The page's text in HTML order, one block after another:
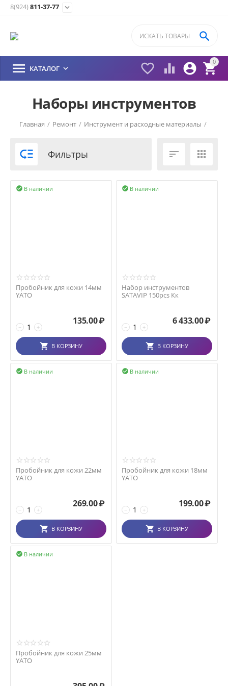
8(924)811-37-77 
0


 

 КАТАЛОГ 
Наборы инструментов
Главная / Ремонт / Инструмент и расходные материалы /
 Фильтры  
В наличии

Пробойник для кожи 14мм
YATO
+
−
135.00₽
В КОРЗИНУ
В наличии

Набор инструментов
SATAVIP 150pcs Кк
+
−
6 433.00₽
В КОРЗИНУ
В наличии

Пробойник для кожи 22мм
YATO
+
−
269.00₽
В КОРЗИНУ
В наличии

Пробойник для кожи 18мм
YATO
+
−
199.00₽
В КОРЗИНУ
В наличии

Пробойник для кожи 25мм
YATO